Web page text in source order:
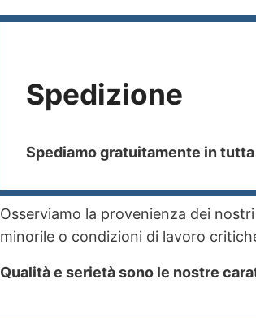
Spedizione
Spediamo gratuitamente in
Osserviamo la provenienza dei
minorile o condizioni di lavoro
Qualità e serietà sono le nostre